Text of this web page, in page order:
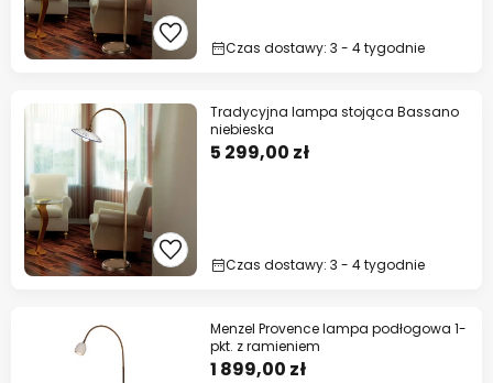
Czas dostawy: 3 - 4 tygodnie
Tradycyjna lampa stojąca Bassano
niebieska
5 299,00 zł
Czas dostawy: 3 - 4 tygodnie
Menzel Provence lampa podłogowa 1-
pkt. z ramieniem
1 899,00 zł